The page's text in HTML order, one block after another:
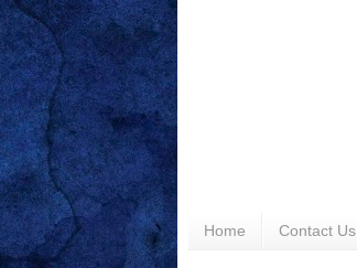
Home Contact Us